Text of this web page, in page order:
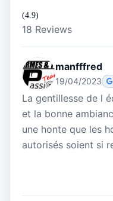
(4.9)
18 Reviews
manfffred
19/04/2023
La gentillesse de l
et la bonne
une honte que les
autorisés soient si